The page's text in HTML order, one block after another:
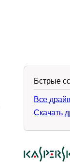
Бстрые
Все
Скачать